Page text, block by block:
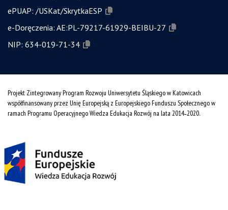
ePUAP: /USKat/SkrytkaESP
e-Doręczenia: AE:PL-79217-61929-BEIBU-27
NIP: 634-019-71-34
Projekt Zintegrowany Program Rozwoju Uniwersytetu Śląskiego w Katowicach
współfinansowany przez Unię Europejską z Europejskiego Funduszu Społecznego w
ramach Programu Operacyjnego Wiedza Edukacja Rozwój na lata 2014˗2020.